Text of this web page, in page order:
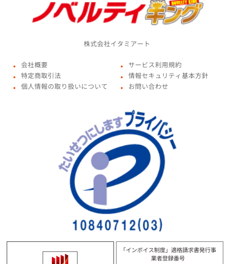
株式会社イタミアート
● 会社概要
● 特定商取引法
● 個人情報の取り扱いについて
● サービス利用規約
● 情報セキュリティ基本方針
● お問い合わせ
「インボイス制度」適格請求書発行事
業者登録番号